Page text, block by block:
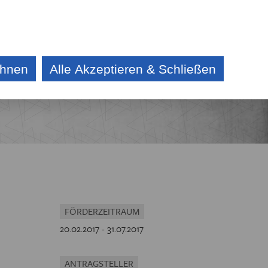
AKTUELLES AUSSCHREIBUNG
FÖRDERZEITRAUM
20.02.2017 - 31.07.2017
ANTRAGSTELLER
Alle Akzeptieren & Schließen